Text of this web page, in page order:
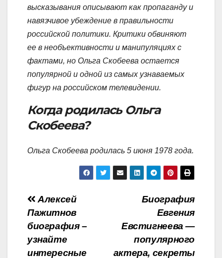
высказывания описывают как пропаганду и
навязчивое убеждение в правильности
российской политики. Критики обвиняют
ее в необъективности и манипуляциях с
фактами, но Ольга Скобеева остается
популярной и одной из самых узнаваемых
фигур на российском телевидении.
Когда родилась Ольга
Скобеева?
Ольга Скобеева родилась 5 июня 1978 года.
Навигация
по
записям
Биография
Евгения
Евстигнеева —
популярного
актера, секреты
Алексей
Пажитнов
биография –
узнайте
интересные